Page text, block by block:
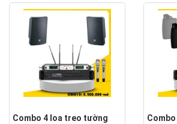
Combo 4 loa treo tường